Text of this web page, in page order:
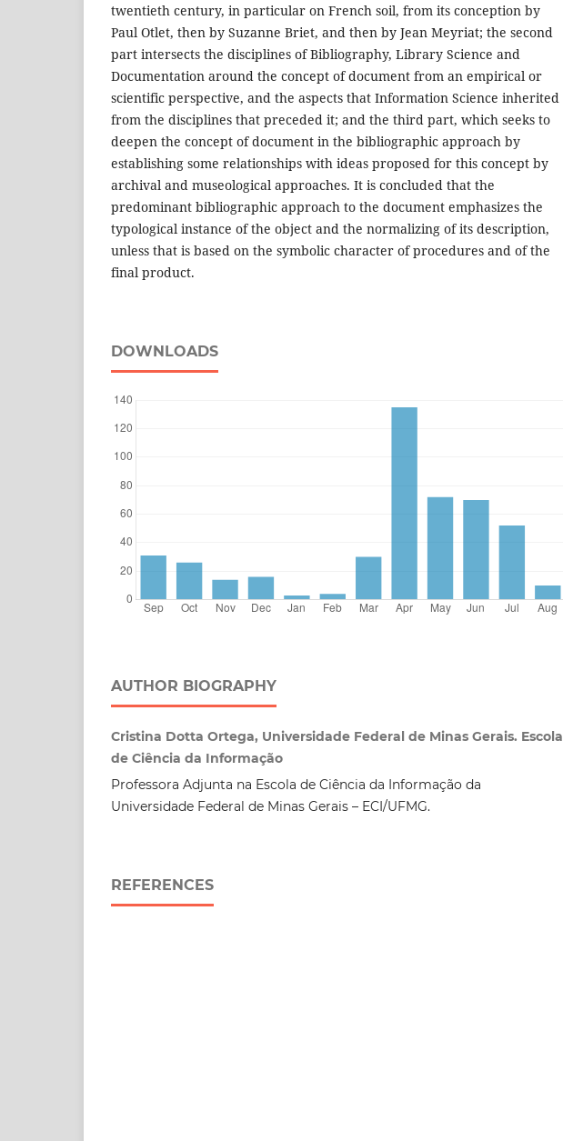
twentieth century, in particular on French soil, from its conception by
Paul Otlet, then by Suzanne Briet, and then by Jean Meyriat; the second
part intersects the disciplines of Bibliography, Library Science and
Documentation around the concept of document from an empirical or
scientific perspective, and the aspects that Information Science inherited
from the disciplines that preceded it; and the third part, which seeks to
deepen the concept of document in the bibliographic approach by
establishing some relationships with ideas proposed for this concept by
archival and museological approaches. It is concluded that the
predominant bibliographic approach to the document emphasizes the
typological instance of the object and the normalizing of its description,
unless that is based on the symbolic character of procedures and of the
final product.
DOWNLOADS
AUTHOR BIOGRAPHY
Cristina Dotta Ortega, Universidade Federal de Minas Gerais. Escola
de Ciência da Informação
Professora Adjunta na Escola de Ciência da Informação da
Universidade Federal de Minas Gerais – ECI/UFMG.
REFERENCES